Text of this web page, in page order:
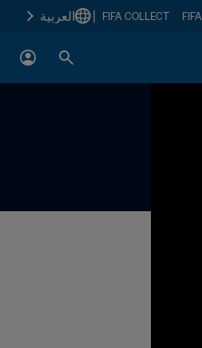
FIFA COLLECT العربية